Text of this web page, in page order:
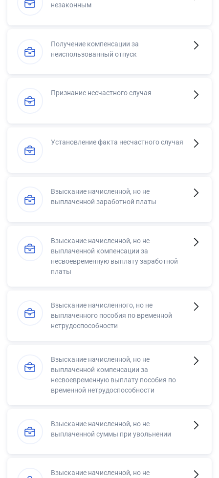
незаконным
Получение компенсации за
неиспользованный отпуск
Признание несчастного случая
Установление факта несчастного случая
Взыскание начисленной, но не
выплаченной заработной платы
Взыскание начисленной, но не
выплаченной компенсации за
несвоевременную выплату заработной
платы
Взыскание начисленного, но не
выплаченного пособия по временной
нетрудоспособности
Взыскание начисленной, но не
выплаченной компенсации за
несвоевременную выплату пособия по
временной нетрудоспособности
Взыскание начисленной, но не
выплаченной суммы при увольнении
Взыскание начисленной, но не